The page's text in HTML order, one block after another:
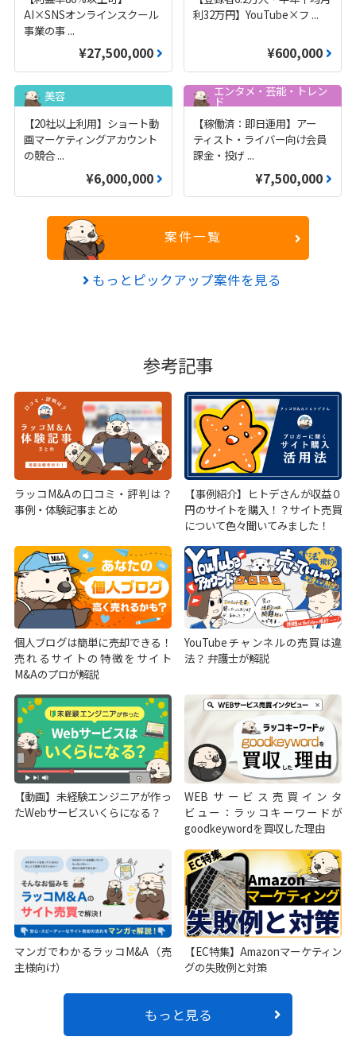
AI×SNSオンラインスクール
事業の事 ...
¥27,500,000
利32万円】YouTube×フ ...
¥600,000
美容
【20社以上利用】ショート動
画マーケティングアカウント
の競合...
¥6,000,000
エンタメ・芸能・トレン
ド
【稼働済：即日運用】アー
ティスト・ライバー向け会員
課金・投げ ...
¥7,500,000
案件一覧
もっとピックアップ案件を見る
参考記事
ラッコM&Aの口コミ・評判は？
事例・体験記事まとめ
【事例紹介】ヒトデさんが収益０
円のサイトを購入！？サイト売買
について色々聞いてみました！
個人ブログは簡単に売却できる！
売れるサイトの特徴をサイト
M&Aのプロが解説
YouTubeチャンネルの売買は違
法？ 弁護士が解説
【動画】未経験エンジニアが作っ
たWebサービスいくらになる？
WEBサービス売買インタ
ビュー：ラッコキーワードが
goodkeywordを買収した理由
マンガでわかるラッコM&A（売
主様向け）
【EC特集】Amazonマーケティン
グの失敗例と対策
もっと見る